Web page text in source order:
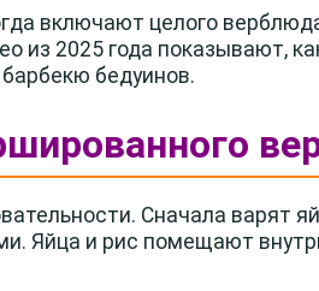
включают целого
из 2025 года показывают,
бедуинов.
Сначала варят
Яйца и рис помещают